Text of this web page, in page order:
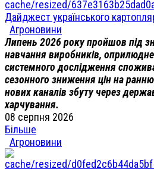
Дайджест українського
Агроновини
Липень 2026 року пройшов під
навчання виробників,
системного дослідження
сезонного зниження цін на
нових каналів збуту через
харчування.
08 серпня 2026
Більше
Агроновини